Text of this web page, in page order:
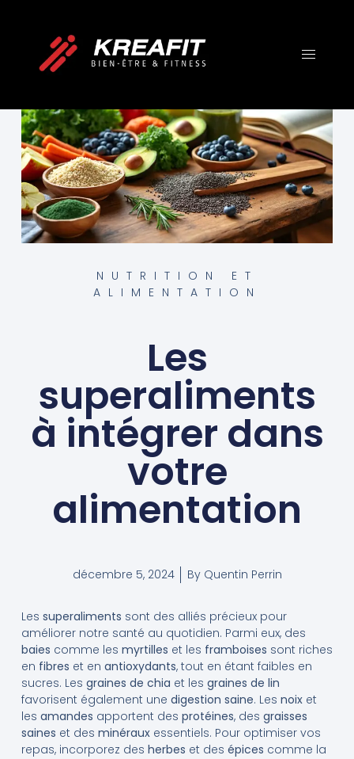
NUTRITION ET
ALIMENTATION
Les
superaliments
à intégrer dans
votre
alimentation
décembre 5, 2024 ByQuentin Perrin
Les superaliments sont des alliés précieux pour
améliorer notre santé au quotidien. Parmi eux, des
baies comme les myrtilles et les framboises sont riches
en fibres et en antioxydants, tout en étant faibles en
sucres. Les graines de chia et les graines de lin
favorisent également une digestion saine. Les noixet
les amandes apportent des protéines, des graisses
saines et des minérauxessentiels. Pour optimiser vos
repas, incorporez des herbes et des épices comme la